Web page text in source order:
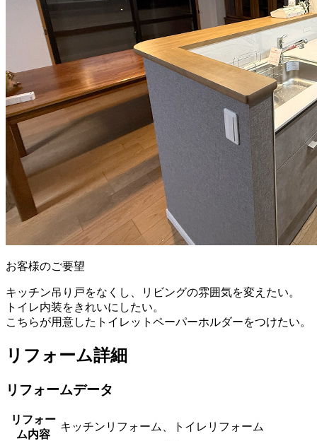
お客様のご要望
キッチン吊り戸をなくし、リビングの雰囲気を変えたい。
トイレ内装をきれいにしたい。
こちらが用意したトイレットペーパーホルダーをつけたい。
リフォーム詳細
リフォームデータ
リフォー
ム内容
キッチンリフォーム、トイレリフォーム